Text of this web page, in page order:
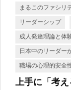
まるこのファシリ
リーダーシップ
成人発達理論と体
日本中のリーダー
職場の心理的安全
上手に「考え